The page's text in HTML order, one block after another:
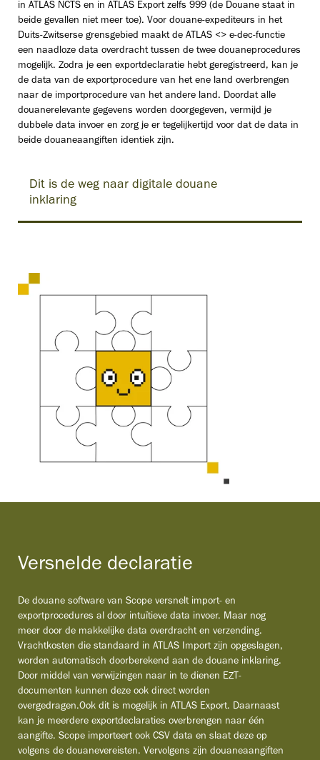
in ATLAS NCTS en in ATLAS Export zelfs 999 (de Douane staat in
beide gevallen niet meer toe). Voor douane-expediteurs in het
Duits-Zwitserse grensgebied maakt de ATLAS <> e-dec-functie
een naadloze data overdracht tussen de twee douaneprocedures
mogelijk. Zodra je een exportdeclaratie hebt geregistreerd, kan je
de data van de exportprocedure van het ene land overbrengen
naar de importprocedure van het andere land. Doordat alle
douanerelevante gegevens worden doorgegeven, vermijd je
dubbele data invoer en zorg je er tegelijkertijd voor dat de data in
beide douaneaangiften identiek zijn.
Dit is de weg naar digitale douane
inklaring
Versnelde declaratie
De douane software van Scope versnelt import- en
exportprocedures al door intuïtieve data invoer. Maar nog
meer door de makkelijke data overdracht en verzending.
Vrachtkosten die standaard in ATLAS Import zijn opgeslagen,
worden automatisch doorberekend aan de douane inklaring.
Door middel van verwijzingen naar in te dienen EZT-
documenten kunnen deze ook direct worden
overgedragen.Ook dit is mogelijk in ATLAS Export. Daarnaast
kan je meerdere exportdeclaraties overbrengen naar één
aangifte. Scope importeert ook CSV data en slaat deze op
volgens de douanevereisten. Vervolgens zijn douaneaangiften